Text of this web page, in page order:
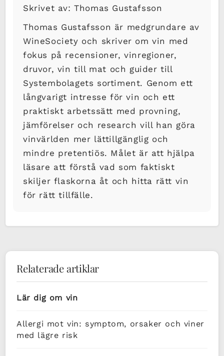
Skrivet av: Thomas Gustafsson
Thomas Gustafsson är medgrundare av
WineSociety och skriver om vin med
fokus på recensioner, vinregioner,
druvor, vin till mat och guider till
Systembolagets sortiment. Genom ett
långvarigt intresse för vin och ett
praktiskt arbetssätt med provning,
jämförelser och research vill han göra
vinvärlden mer lättillgänglig och
mindre pretentiös. Målet är att hjälpa
läsare att förstå vad som faktiskt
skiljer flaskorna åt och hitta rätt vin
för rätt tillfälle.
Relaterade artiklar
Lär dig om vin
Allergi mot vin: symptom, orsaker och viner
med lägre risk